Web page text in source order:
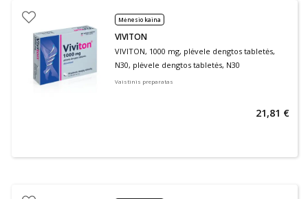
Mėnesio kaina
VIVITON
VIVITON, 1000 mg, plėvele dengtos tabletės,
N30, plėvele dengtos tabletės, N30
Vaistinis preparatas
21,81 €